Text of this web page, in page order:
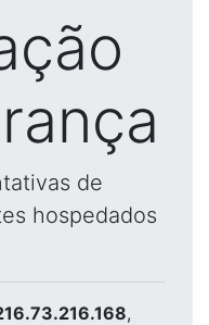
de
hospedados
,